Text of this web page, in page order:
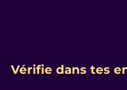
Vérifie dans tes